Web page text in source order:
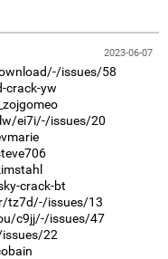
2023-06-07
issues/58
crack-yw
ei7i/-/issues/20
crack-bt
tz7d/-/issues/13
c9jj/-/issues/47
22